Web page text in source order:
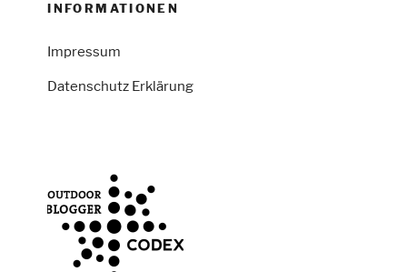
INFORMATIONEN
Impressum
Datenschutz Erklärung